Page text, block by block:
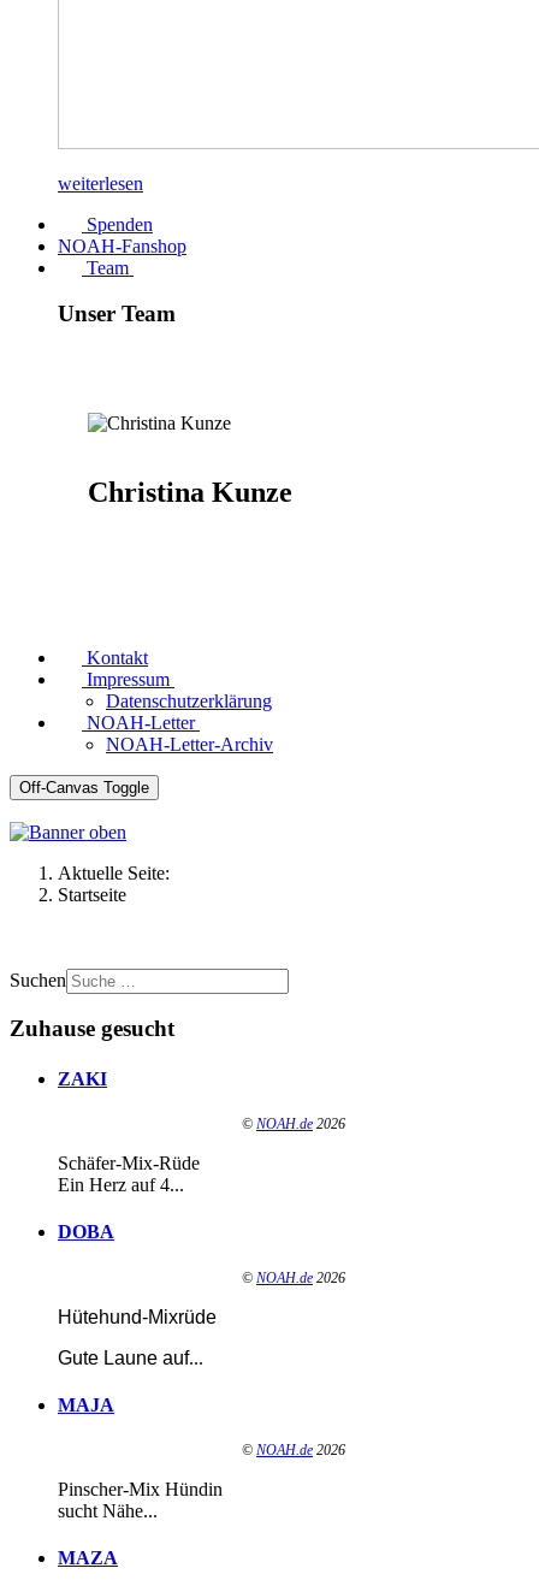
weiterlesen
Spenden
NOAH-Fanshop
Team
Unser Team
Christina Kunze
Kontakt
Impressum
Datenschutzerklärung
NOAH-Letter
NOAH-Letter-Archiv
Off-Canvas Toggle
Aktuelle Seite:
Startseite
Suchen
Zuhause gesucht
ZAKI
© NOAH.de 2026
Schäfer-Mix-Rüde
Ein Herz auf 4...
DOBA
© NOAH.de 2026
Hütehund-Mixrüde
Gute Laune auf...
MAJA
© NOAH.de 2026
Pinscher-Mix Hündin
sucht Nähe...
MAZA